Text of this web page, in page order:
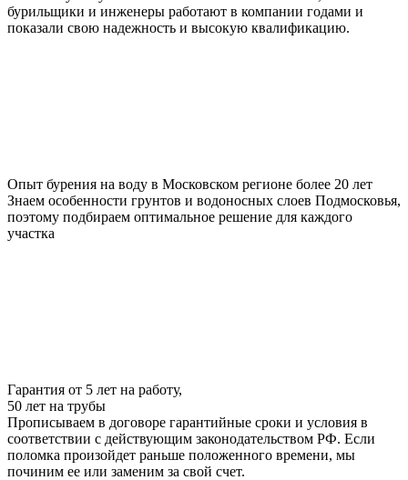
бурильщики и инженеры работают в компании годами и
показали свою надежность и высокую квалификацию.
Опыт бурения на воду в Московском регионе более 20 лет
Знаем особенности грунтов и водоносных слоев Подмосковья,
поэтому подбираем оптимальное решение для каждого
участка
Гарантия от 5 лет на работу,
50 лет на трубы
Прописываем в договоре гарантийные сроки и условия в
соответствии с действующим законодательством РФ. Если
поломка произойдет раньше положенного времени, мы
починим ее или заменим за свой счет.